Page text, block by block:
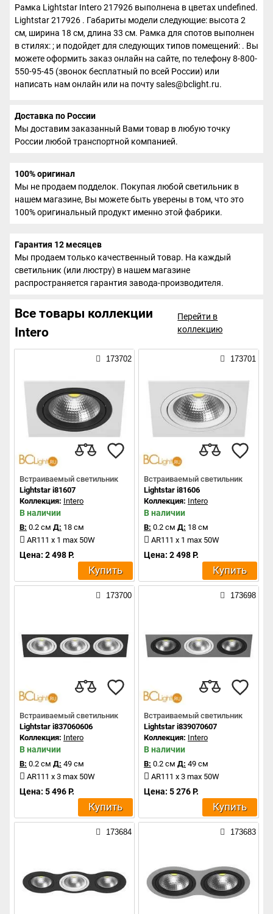
Рамка Lightstar Intero 217926 выполнена в цветах undefined.
Lightstar 217926 . Габариты модели следующие: высота 2
см, ширина 18 см, длина 33 см. Рамка для спотов выполнен
в стилях: ; и подойдет для следующих типов помещений: . Вы
можете оформить заказ онлайн на сайте, по телефону 8-800-
550-95-45 (звонок бесплатный по всей России) или
написать нам онлайн или на почту sales@bclight.ru.
Доставка по России
Мы доставим заказанный Вами товар в любую точку
России любой транспортной компанией.
100% оригинал
Мы не продаем подделок. Покупая любой светильник в
нашем магазине, Вы можете быть уверены в том, что это
100% оригинальный продукт именно этой фабрики.
Гарантия 12 месяцев
Мы продаем только качественный товар. На каждый
светильник (или люстру) в нашем магазине
распространяется гарантия завода-производителя.
Все товары коллекции
Intero
Перейти в
коллекцию
173702
Встраиваемый светильник
Lightstar i81607
Коллекция: Intero
В наличии
В: 0.2 см Д: 18 см
AR111 x 1 max 50W
Цена: 2 498 Р.
Купить
173701
Встраиваемый светильник
Lightstar i81606
Коллекция: Intero
В наличии
В: 0.2 см Д: 18 см
AR111 x 1 max 50W
Цена: 2 498 Р.
Купить
173700
Встраиваемый светильник
Lightstar i837060606
Коллекция: Intero
В наличии
В: 0.2 см Д: 49 см
AR111 x 3 max 50W
Цена: 5 496 Р.
Купить
173698
Встраиваемый светильник
Lightstar i839070607
Коллекция: Intero
В наличии
В: 0.2 см Д: 49 см
AR111 x 3 max 50W
Цена: 5 276 Р.
Купить
173684 173683